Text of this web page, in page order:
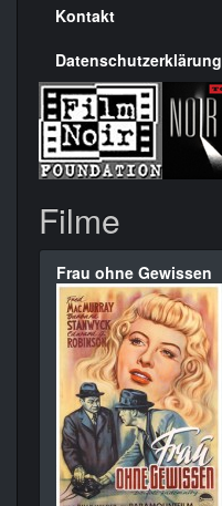
Kontakt
Datenschutzerklärung
Filme
Frau ohne Gewissen